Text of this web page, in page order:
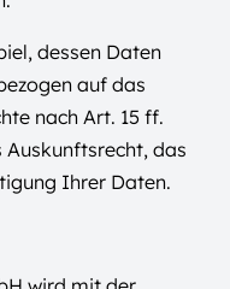
dessen Daten
auf das
nach Art. 15 ff.
Auskunftsrecht, das
Ihrer Daten.